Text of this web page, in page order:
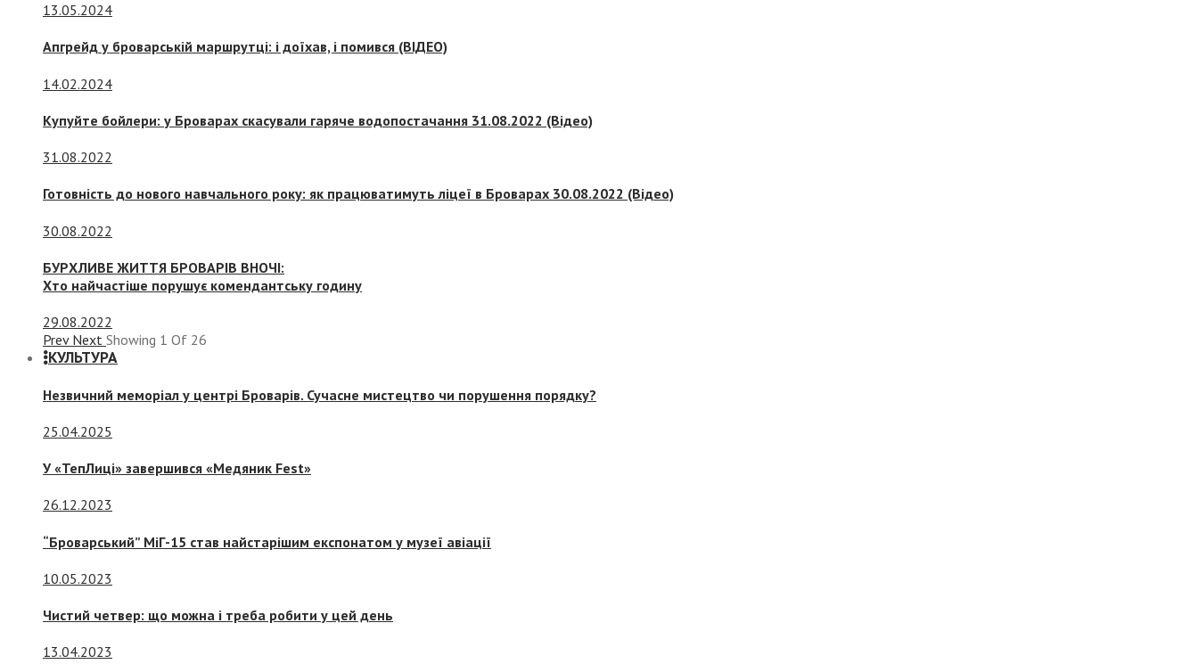
13.05.2024
Апгрейд у броварській маршрутці: і доїхав, і помився (ВІДЕО)
14.02.2024
Купуйте бойлери: у Броварах скасували гаряче водопостачання 31.08.2022 (Відео)
31.08.2022
Готовність до нового навчального року: як працюватимуть ліцеї в Броварах 30.08.2022 (Відео)
30.08.2022
БУРХЛИВЕ ЖИТТЯ БРОВАРІВ ВНОЧІ:
Хто найчастіше порушує комендантську годину
29.08.2022
Prev Next Showing 1 Of 26
КУЛЬТУРА
Незвичний меморіал у центрі Броварів. Сучасне мистецтво чи порушення порядку?
25.04.2025
У «ТепЛиці» завершився «Медяник Fest»
26.12.2023
“Броварський” МіГ-15 став найстарішим експонатом у музеї авіації
10.05.2023
Чистий четвер: що можна і треба робити у цей день
13.04.2023